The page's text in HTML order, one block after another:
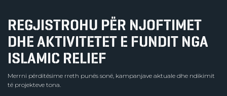
REGJISTROHU PËR NJOFTIMET
DHE AKTIVITETET E FUNDIT NGA
ISLAMIC RELIEF
Merrni përditësime rreth punës sonë, kampanjave aktuale dhe ndikimit
të projekteve tona.